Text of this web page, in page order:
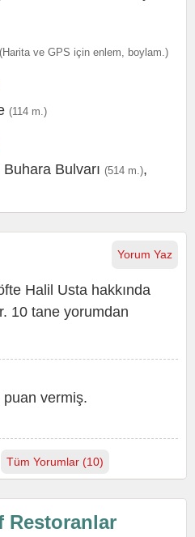
(Harita ve GPS için enlem, boylam.)
(114 m.)
Buhara Bulvarı (514 m.),
Yorum Yaz
Halil Usta hakkında
10 tane yorumdan
vermiş.
Tüm Yorumlar (10)
Restoranlar